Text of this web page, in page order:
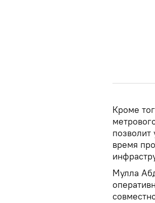
Кроме
позволит
время
Мулла